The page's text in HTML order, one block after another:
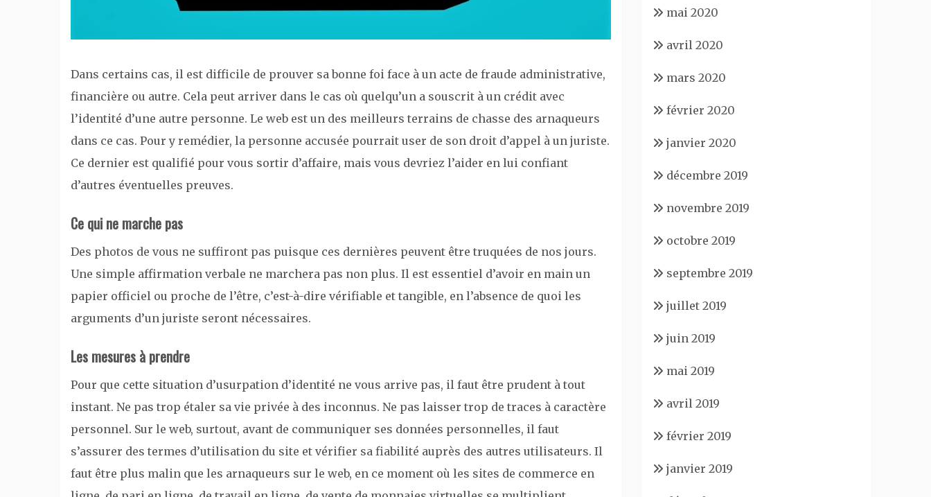
Dans certains cas, il est difficile de prouver sa bonne foi face à un acte de fraude administrative,
financière ou autre. Cela peut arriver dans le cas où quelqu’un a souscrit à un crédit avec
l’identité d’une autre personne. Le web est un des meilleurs terrains de chasse des arnaqueurs
dans ce cas. Pour y remédier, la personne accusée pourrait user de son droit d’appel à un juriste.
Ce dernier est qualifié pour vous sortir d’affaire, mais vous devriez l’aider en lui confiant
d’autres éventuelles preuves.
Ce qui ne marche pas
Des photos de vous ne suffiront pas puisque ces dernières peuvent être truquées de nos jours.
Une simple affirmation verbale ne marchera pas non plus. Il est essentiel d’avoir en main un
papier officiel ou proche de l’être, c’est-à-dire vérifiable et tangible, en l’absence de quoi les
arguments d’un juriste seront nécessaires.
Les mesures à prendre
Pour que cette situation d’usurpation d’identité ne vous arrive pas, il faut être prudent à tout
instant. Ne pas trop étaler sa vie privée à des inconnus. Ne pas laisser trop de traces à caractère
personnel. Sur le web, surtout, avant de communiquer ses données personnelles, il faut
s’assurer des termes d’utilisation du site et vérifier sa fiabilité auprès des autres utilisateurs. Il
faut être plus malin que les arnaqueurs sur le web, en ce moment où les sites de commerce en
mai 2020
avril 2020
mars 2020
février 2020
janvier 2020
décembre 2019
novembre 2019
octobre 2019
septembre 2019
juillet 2019
juin 2019
mai 2019
avril 2019
février 2019
janvier 2019